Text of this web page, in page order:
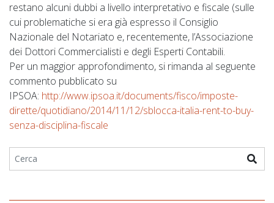
restano alcuni dubbi a livello interpretativo e fiscale (sulle
cui problematiche si era già espresso il Consiglio
Nazionale del Notariato e, recentemente, l’Associazione
dei Dottori Commercialisti e degli Esperti Contabili.
Per un maggior approfondimento, si rimanda al seguente
commento pubblicato su
IPSOA: http://www.ipsoa.it/documents/fisco/imposte-
dirette/quotidiano/2014/11/12/sblocca-italia-rent-to-buy-
senza-disciplina-fiscale